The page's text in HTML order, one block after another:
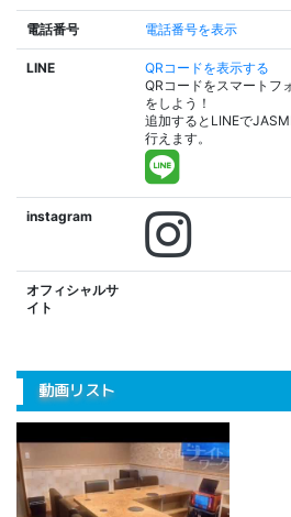
電話番号 電話番号を表示
LINE
QRコードを表示する
QRコードをスマートフ
をしよう！
追加するとLINEで
行えます。
instagram
オフィシャルサ
イト
動画リスト